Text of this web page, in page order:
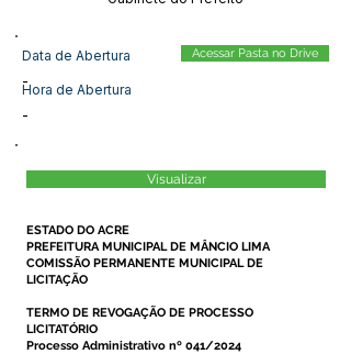
Data de Abertura
-
Hora de Abertura
-
Acessar Pasta no Drive
Visualizar
ESTADO DO ACRE
PREFEITURA MUNICIPAL DE MÂNCIO LIMA
COMISSÃO PERMANENTE MUNICIPAL DE
LICITAÇÃO
TERMO DE REVOGAÇÃO DE PROCESSO
LICITATÓRIO
Processo Administrativo nº 041/2024